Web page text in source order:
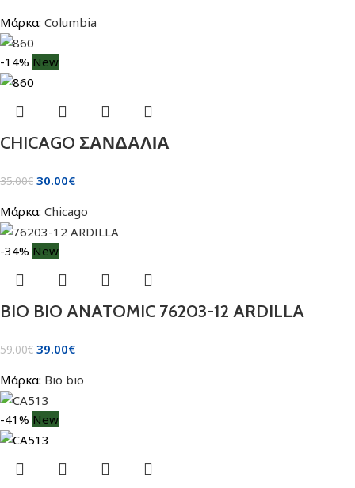
Μάρκα: Columbia
-14% New
CHICAGO ΣΑΝΔΑΛΙΑ
35.00€ 30.00€
Μάρκα: Chicago
-34% New
BIO BIO ANATOMIC 76203-12 ARDILLA
59.00€ 39.00€
Μάρκα: Bio bio
-41% New